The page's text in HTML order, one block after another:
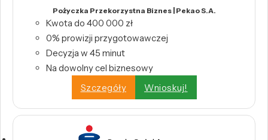
Pożyczka Przekorzystna Biznes | Pekao S.A.
Kwota do 400 000 zł
0% prowizji przygotowawczej
Decyzja w 45 minut
Na dowolny cel biznesowy
Szczegóły
Wnioskuj!